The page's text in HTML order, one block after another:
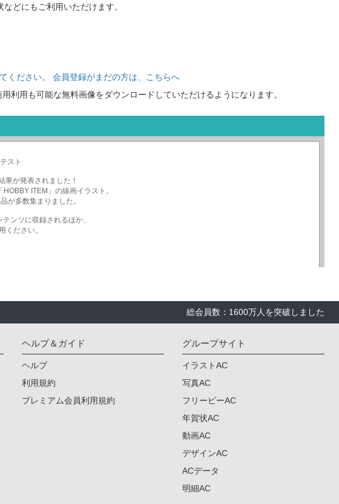
どにもご利用いただけます。
ください。 会員登録がまだの方は、こちらへ
利用も可能な無料画像をダウンロードしていただけるようになります。
総会員数：1600万人を突破しました
ヘルプ＆ガイド
ヘルプ
利用規約
プレミアム会員利用規約
グループサイト
イラストAC
写真AC
フリービーAC
年賀状AC
動画AC
デザインAC
ACデータ
明細AC